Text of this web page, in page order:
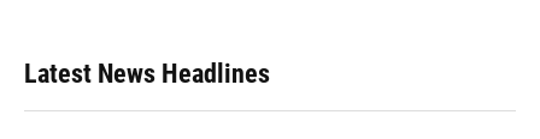
Latest News Headlines